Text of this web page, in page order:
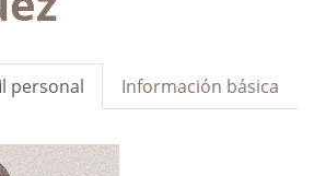
Información básica
personal